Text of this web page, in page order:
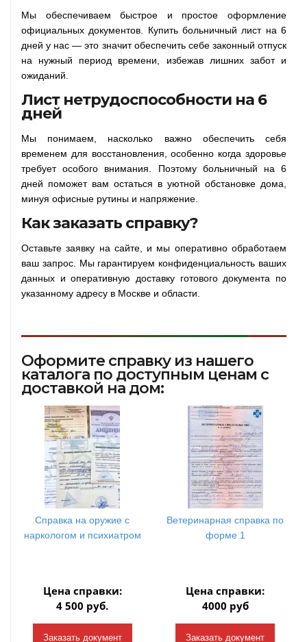
Мы обеспечиваем быстрое и простое оформление
официальных документов. Купить больничный лист на 6
дней у нас — это значит обеспечить себе законный отпуск
на нужный период времени, избежав лишних забот и
ожиданий.
Лист нетрудоспособности на 6
дней
Мы понимаем, насколько важно обеспечить себя
временем для восстановления, особенно когда здоровье
требует особого внимания. Поэтому больничный на 6
дней поможет вам остаться в уютной обстановке дома,
минуя офисные рутины и напряжение.
Как заказать справку?
Оставьте заявку на сайте, и мы оперативно обработаем
ваш запрос. Мы гарантируем конфиденциальность ваших
данных и оперативную доставку готового документа по
указанному адресу в Москве и области.
Оформите справку из нашего
каталога по доступным ценам с
доставкой на дом:
Справка на оружие с
наркологом и психиатром
Цена справки:
4 500 руб.
Заказать документ
Ветеринарная справка по
форме 1
Цена справки:
4000 руб
Заказать документ